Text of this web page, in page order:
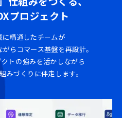
プロジェクト
に精通したチームが
らコマース基盤を再設計。
トの強みを活かしながら
みづくりに伴走します。